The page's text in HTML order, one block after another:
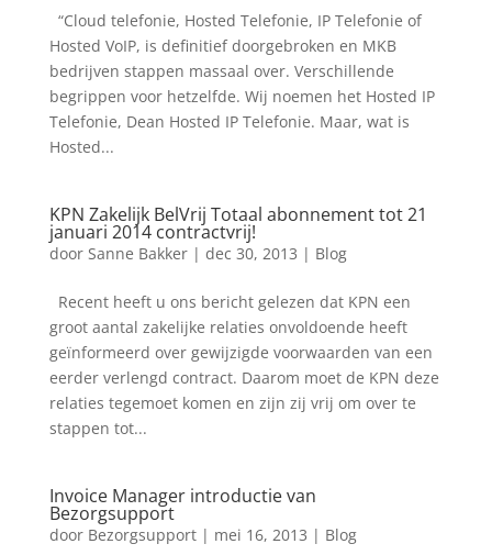
“Cloud telefonie, Hosted Telefonie, IP Telefonie of
Hosted VoIP, is definitief doorgebroken en MKB
bedrijven stappen massaal over. Verschillende
begrippen voor hetzelfde. Wij noemen het Hosted IP
Telefonie, Dean Hosted IP Telefonie. Maar, wat is
Hosted...
KPN Zakelijk BelVrij Totaal abonnement tot 21
januari 2014 contractvrij!
door Sanne Bakker| dec 30, 2013 | Blog
Recent heeft u ons bericht gelezen dat KPN een
groot aantal zakelijke relaties onvoldoende heeft
geïnformeerd over gewijzigde voorwaarden van een
eerder verlengd contract. Daarom moet de KPN deze
relaties tegemoet komen en zijn zij vrij om over te
stappen tot...
Invoice Manager introductie van
Bezorgsupport
door Bezorgsupport| mei 16, 2013 | Blog